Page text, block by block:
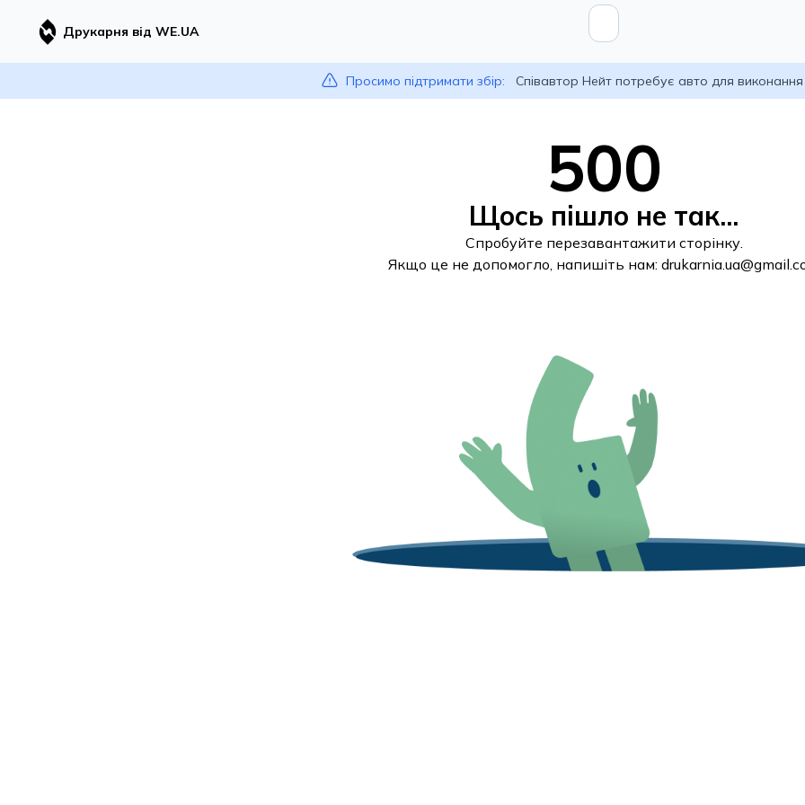
Друкарня від WE.UA
Просимо підтримати збір: Співавтор Нейт потребує авто для
500
Щось пішло не так...
Спробуйте перезавантажити сторінку.
Якщо це не допомогло, напишіть нам: